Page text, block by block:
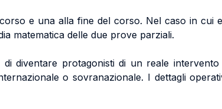
e una alla fine del corso. Nel caso in cui
matematica delle due prove parziali.
diventare protagonisti di un reale intervento
o sovranazionale. I dettagli